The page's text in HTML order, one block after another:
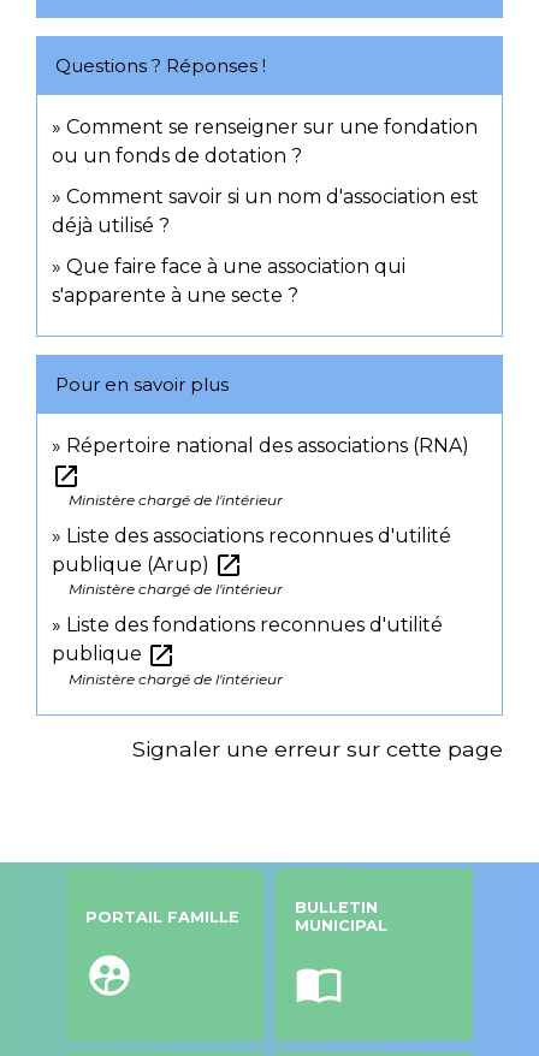
Questions ? Réponses !
Comment se renseigner sur une fondation
ou un fonds de dotation ?
Comment savoir si un nom d'association est
déjà utilisé ?
Que faire face à une association qui
s'apparente à une secte ?
Pour en savoir plus
Répertoire national des associations (RNA)
open_in_new
Ministère chargé de l'intérieur
Liste des associations reconnues d'utilité
publique (Arup) open_in_new
Ministère chargé de l'intérieur
Liste des fondations reconnues d'utilité
publique open_in_new
Ministère chargé de l'intérieur
Signaler une erreur sur cette page
PORTAIL FAMILLE
supervised_user_circle
BULLETIN
MUNICIPAL
import_contacts